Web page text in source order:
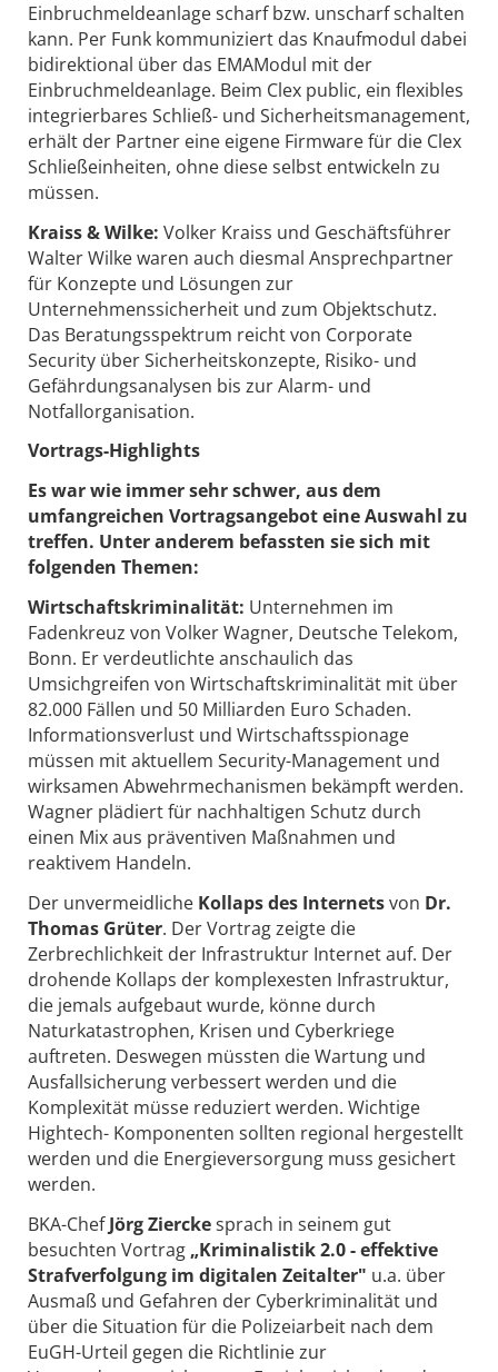
Einbruchmeldeanlage scharf bzw. unscharf schalten
kann. Per Funk kommuniziert das Knaufmodul dabei
bidirektional über das EMAModul mit der
Einbruchmeldeanlage. Beim Clex public, ein flexibles
integrierbares Schließ- und Sicherheitsmanagement,
erhält der Partner eine eigene Firmware für die Clex
Schließeinheiten, ohne diese selbst entwickeln zu
müssen.
Kraiss & Wilke: Volker Kraiss und Geschäftsführer
Walter Wilke waren auch diesmal Ansprechpartner
für Konzepte und Lösungen zur
Unternehmenssicherheit und zum Objektschutz.
Das Beratungsspektrum reicht von Corporate
Security über Sicherheitskonzepte, Risiko- und
Gefährdungsanalysen bis zur Alarm- und
Notfallorganisation.
Vortrags-Highlights
Es war wie immer sehr schwer, aus dem
umfangreichen Vortragsangebot eine Auswahl zu
treffen. Unter anderem befassten sie sich mit
folgenden Themen:
Wirtschaftskriminalität: Unternehmen im
Fadenkreuz von Volker Wagner, Deutsche Telekom,
Bonn. Er verdeutlichte anschaulich das
Umsichgreifen von Wirtschaftskriminalität mit über
82.000 Fällen und 50 Milliarden Euro Schaden.
Informationsverlust und Wirtschaftsspionage
müssen mit aktuellem Security-Management und
wirksamen Abwehrmechanismen bekämpft werden.
Wagner plädiert für nachhaltigen Schutz durch
einen Mix aus präventiven Maßnahmen und
reaktivem Handeln.
Der unvermeidliche Kollaps des Internetsvon Dr.
Thomas Grüter. Der Vortrag zeigte die
Zerbrechlichkeit der Infrastruktur Internet auf. Der
drohende Kollaps der komplexesten Infrastruktur,
die jemals aufgebaut wurde, könne durch
Naturkatastrophen, Krisen und Cyberkriege
auftreten. Deswegen müssten die Wartung und
Ausfallsicherung verbessert werden und die
Komplexität müsse reduziert werden. Wichtige
Hightech- Komponenten sollten regional hergestellt
werden und die Energieversorgung muss gesichert
werden.
BKA-ChefJörg Zierckesprach in seinem gut
besuchten Vortrag „Kriminalistik 2.0 - effektive
Strafverfolgung im digitalen Zeitalter" u.a. über
Ausmaß und Gefahren der Cyberkriminalität und
über die Situation für die Polizeiarbeit nach dem
EuGH-Urteil gegen die Richtlinie zur